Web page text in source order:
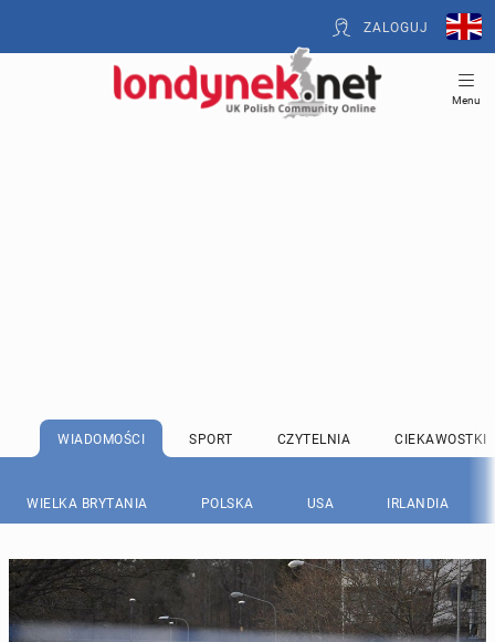
ZALOGUJ
Menu
WIADOMOŚCI SPORT CZYTELNIA CIEKAWOSTKI
WIELKA BRYTANIA POLSKA USA IRLANDIA